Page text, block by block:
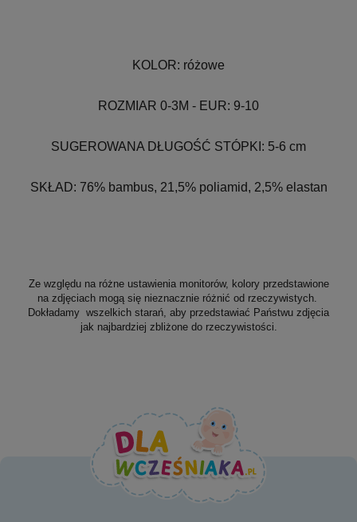
KOLOR: różowe
ROZMIAR 0-3M - EUR: 9-10
SUGEROWANA DŁUGOŚĆ STÓPKI: 5-6 cm
SKŁAD: 76% bambus, 21,5% poliamid, 2,5% elastan
Ze względu na różne ustawienia monitorów, kolory przedstawione
na zdjęciach mogą się nieznacznie różnić od rzeczywistych.
Dokładamy wszelkich starań, aby przedstawiać Państwu zdjęcia
jak najbardziej zbliżone do rzeczywistości.